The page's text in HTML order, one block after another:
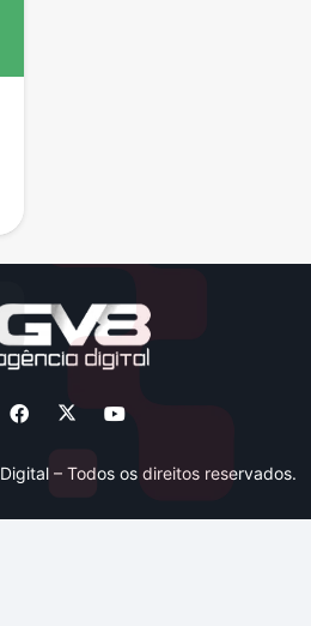
– Todos os direitos reservados.